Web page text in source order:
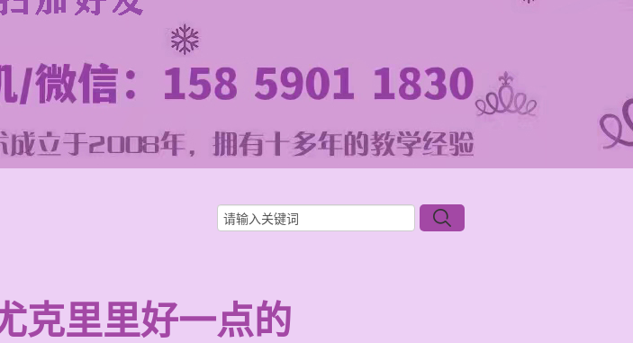
克里里好一点的